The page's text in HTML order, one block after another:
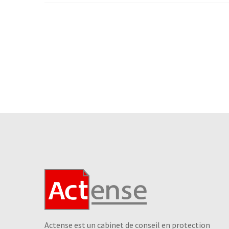
Actense est un cabinet de conseil en protection